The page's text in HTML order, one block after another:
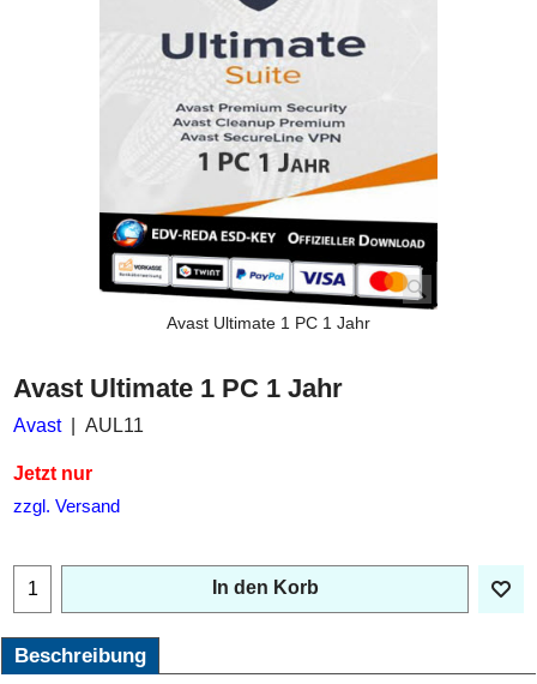
Avast Ultimate 1 PC 1 Jahr
Avast Ultimate 1 PC 1 Jahr
Avast AUL11
Jetzt nur
zzgl. Versand
In den Korb
Beschreibung